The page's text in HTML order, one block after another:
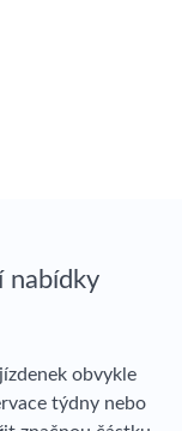
nabídky
obvykle
týdny nebo